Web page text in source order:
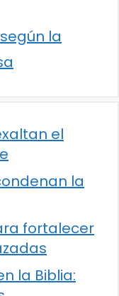
la
el
la
fortalecer
la Biblia: